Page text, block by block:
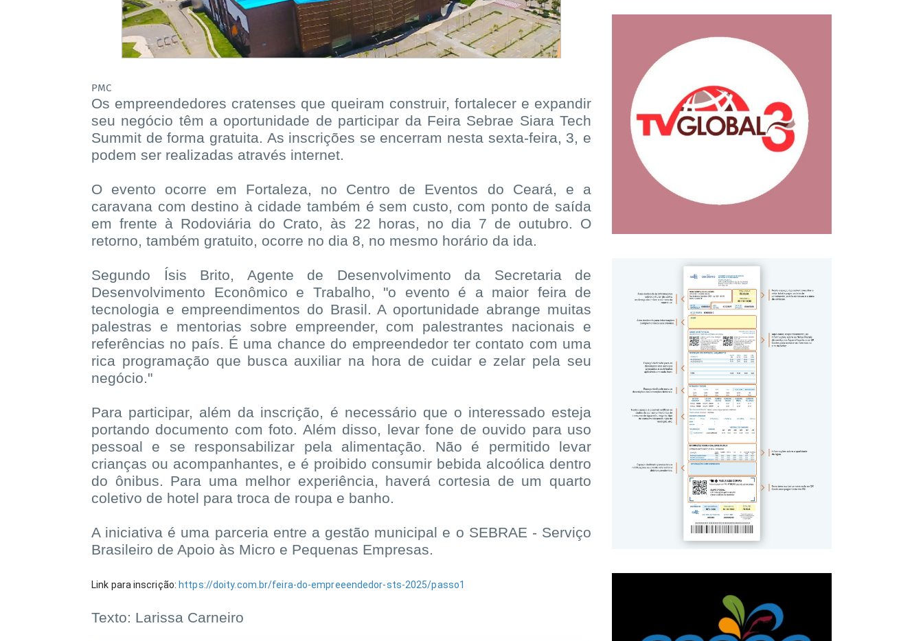
PMC
Os empreendedores cratenses que queiram construir, fortalecer e expandir
seu negócio têm a oportunidade de participar da Feira Sebrae Siara Tech
Summit de forma gratuita. As inscrições se encerram nesta sexta-feira, 3, e
podem ser realizadas através internet.
O evento ocorre em Fortaleza, no Centro de Eventos do Ceará, e a
caravana com destino à cidade também é sem custo, com ponto de saída
em frente à Rodoviária do Crato, às 22 horas, no dia 7 de outubro. O
retorno, também gratuito, ocorre no dia 8, no mesmo horário da ida.
Segundo Ísis Brito, Agente de Desenvolvimento da Secretaria de
Desenvolvimento Econômico e Trabalho, "o evento é a maior feira de
tecnologia e empreendimentos do Brasil. A oportunidade abrange muitas
palestras e mentorias sobre empreender, com palestrantes nacionais e
referências no país. É uma chance do empreendedor ter contato com uma
rica programação que busca auxiliar na hora de cuidar e zelar pela seu
negócio."
Para participar, além da inscrição, é necessário que o interessado esteja
portando documento com foto. Além disso, levar fone de ouvido para uso
pessoal e se responsabilizar pela alimentação. Não é permitido levar
crianças ou acompanhantes, e é proibido consumir bebida alcoólica dentro
do ônibus. Para uma melhor experiência, haverá cortesia de um quarto
coletivo de hotel para troca de roupa e banho.
A iniciativa é uma parceria entre a gestão municipal e o SEBRAE - Serviço
Brasileiro de Apoio às Micro e Pequenas Empresas.
Link para inscrição: https://doity.com.br/feira-do-empreeendedor-sts-2025/passo1
Texto: Larissa Carneiro